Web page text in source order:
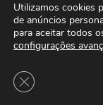
Utilizamos cookies
de anúncios
para aceitar todos
configurações
Close GDPR